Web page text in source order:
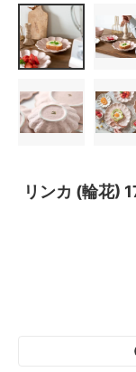
リンカ (輪花)